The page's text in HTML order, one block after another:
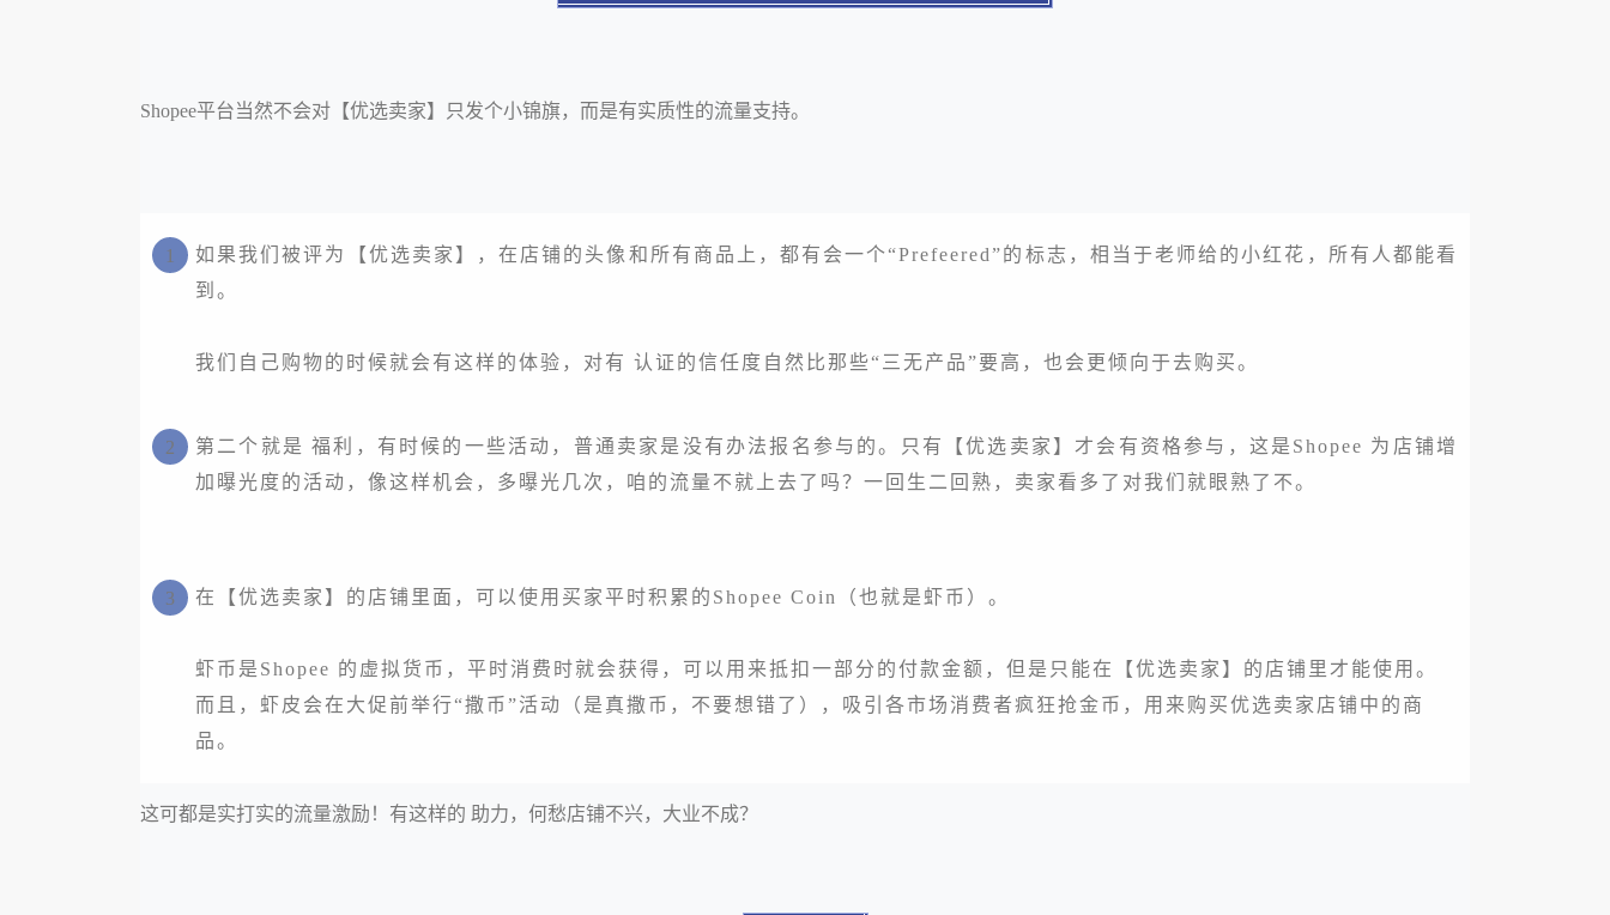
Shopee平台当然不会对【优选卖家】只发个小锦旗，而是有实质性的流量支持。
1 如果我们被评为【优选卖家】，在店铺的头像和所有商品上，都有会一个“Prefeered”的标志，相当于老师给的小红花，所有人都能看
到。
我们自己购物的时候就会有这样的体验，对有 认证的信任度自然比那些“三无产品”要高，也会更倾向于去购买。
2
第二个就是 福利，有时候的一些活动，普通卖家是没有办法报名参与的。只有【优选卖家】才会有资格参与，这是Shopee 为店铺增
加曝光度的活动，像这样机会，多曝光几次，咱的流量不就上去了吗？一回生二回熟，卖家看多了对我们就眼熟了不。
3 在【优选卖家】的店铺里面，可以使用买家平时积累的Shopee Coin（也就是虾币）。
虾币是 Shopee 的虚拟货币，平时消费时就会获得，可以用来抵扣一部分的付款金额，但是只能在【优选卖家】的店铺里才能使用。
而且，虾皮会在大促前举行“撒币”活动（是真撒币，不要想错了），吸引各市场消费者疯狂抢金币，用来购买优选卖家店铺中的商
品。
这可都是实打实的流量激励！有这样的 助力，何愁店铺不兴，大业不成？